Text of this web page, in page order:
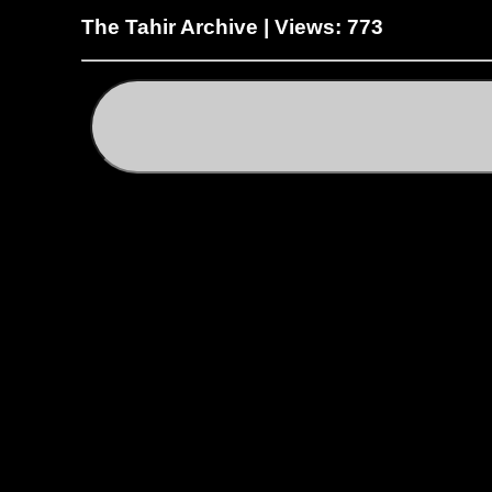
The Tahir Archive | Views: 773